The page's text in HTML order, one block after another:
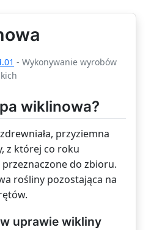
- Wykonywanie wyrobów
wiklinowa?
przyziemna
z której co roku
do zbioru.
rośliny pozostająca na
uprawie wikliny